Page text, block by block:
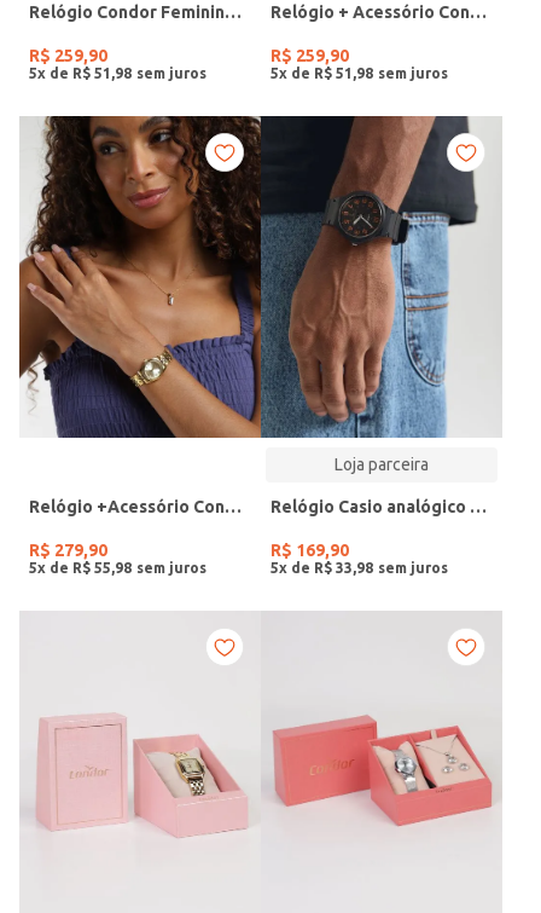
Relógio Condor Feminino DOURADO
R$ 259,90
5x de R$ 51 98
Relógio + Acessório Condor Feminino PRATA
R$ 259,90
5x de R$ 51 98
Relógio +Acessório Condor Feminino DOURADO
R$ 279,90
5x de R$ 55 98
Loja parceira
Relógio Casio analógico MW-240-4BVDF-SC
R$ 169,90
5x de R$ 33 98